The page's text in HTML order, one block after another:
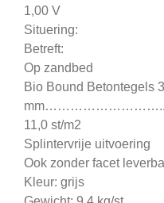
1,00 V
Situering:
Betreft:
Op zandbed
Bio Bound Betontegels
11,0 st/m2
Splintervrije uitvoering
Ook zonder facet
Kleur: grijs